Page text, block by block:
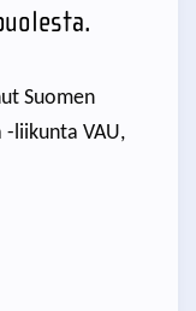
Suomen
-liikunta VAU,